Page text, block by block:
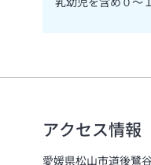
アクセス情報
愛媛県松山市道後鷺